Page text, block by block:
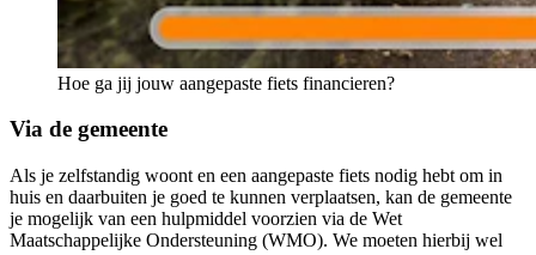
Hoe ga jij jouw aangepaste fiets financieren?
Via de gemeente
Als je zelfstandig woont en een aangepaste fiets nodig hebt om in
huis en daarbuiten je goed te kunnen verplaatsen, kan de gemeente
je mogelijk van een hulpmiddel voorzien via de Wet
Maatschappelijke Ondersteuning (WMO). We moeten hierbij wel